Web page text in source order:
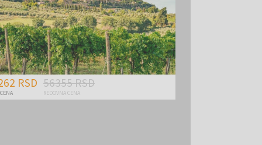
RSD 56355 RSD
REDOVNA CENA